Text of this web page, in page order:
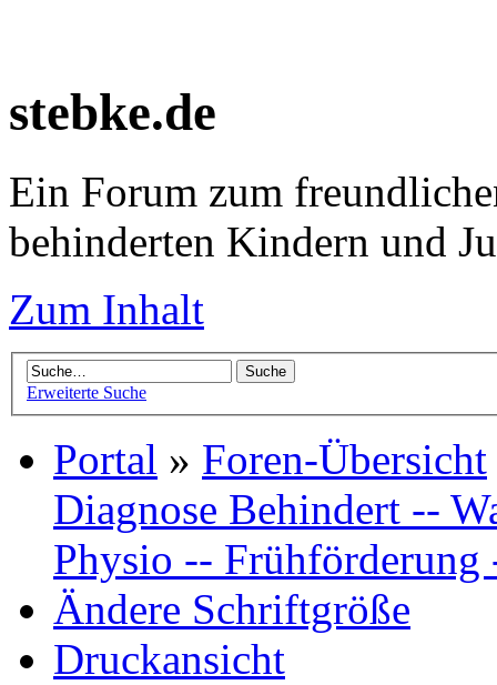
stebke.de
Ein Forum zum
behinderten Kindern und
Zum Inhalt
Erweiterte Suche
Portal » Foren-Übersicht
Diagnose Behindert --
Physio -- Frühförderung
Ändere Schriftgröße
Druckansicht